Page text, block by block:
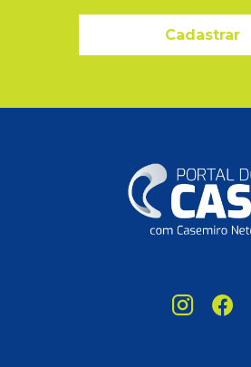
Cadastrar